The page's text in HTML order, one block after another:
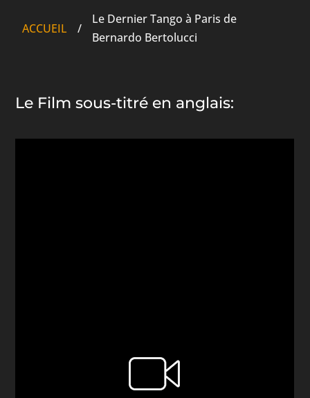
ACCUEIL /
Le Dernier Tango à Paris de
Bernardo Bertolucci
Le Film sous-titré en anglais: